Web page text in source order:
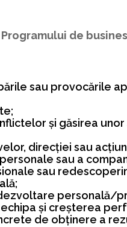
de
sau provocările
și găsirea unor
direcției sau
sau a
sau
personală/
și creșterea
de obținere a